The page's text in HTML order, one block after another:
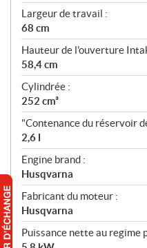
Largeur de travail :
68 cm
Hauteur de l'ouverture
58,4 cm
Cylindrée :
252 cm³
"Contenance du réservoir
2,6 l
Engine brand :
Husqvarna
Fabricant du moteur :
Husqvarna
Puissance nette au regime